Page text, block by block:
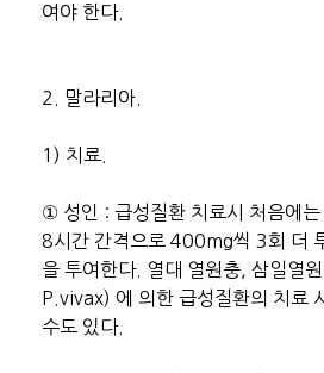
여야 한다.
2. 말라리아.
1) 치료.
① 성인 : 급성질환 치료시 처음에
8시간 간격으로 400mg씩 3회 더
을 투여한다. 열대 열원충, 삼일열
P.vivax) 에 의한 급성질환의 치료
수도 있다.